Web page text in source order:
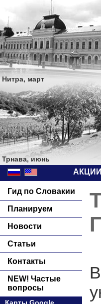
Нитра, март
Трнава, июнь
АКЦИИ
Гид по Словакии
Планируем
Новости
Статьи
Контакты
NEW! Частые
вопросы